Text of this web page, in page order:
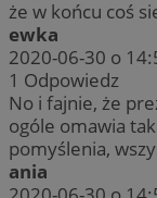
że w końcu coś
ewka
2020-06-30 o
1 Odpowiedz
No i fajnie, że
ogóle omawia
pomyślenia,
ania